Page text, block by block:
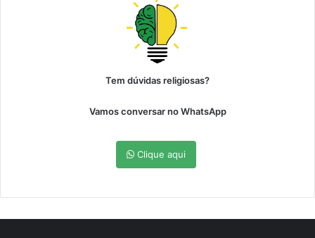
Tem dúvidas religiosas?
Vamos conversar no WhatsApp
Clique aqui